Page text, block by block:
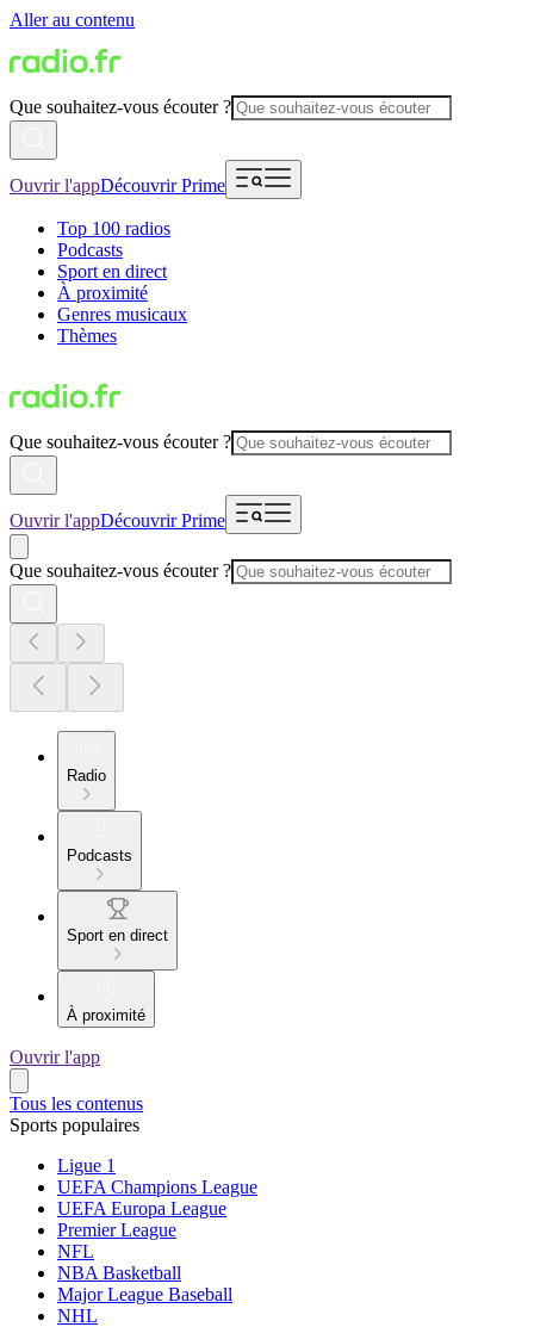
Aller au contenu
Que souhaitez-vous écouter ?
Ouvrir l'appDécouvrir Prime
Top 100 radios
Podcasts
Sport en direct
À proximité
Genres musicaux
Thèmes
Que souhaitez-vous écouter ?
Ouvrir l'appDécouvrir Prime
Que souhaitez-vous écouter ?
Radio
Podcasts
Sport en direct
À proximité
Ouvrir l'app
Tous les contenus
Sports populaires
Ligue 1
UEFA Champions League
UEFA Europa League
Premier League
NFL
NBA Basketball
Major League Baseball
NHL